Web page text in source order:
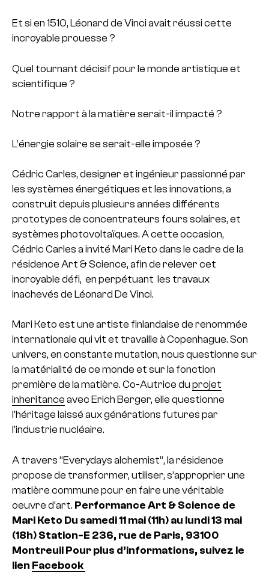
Et si en 1510, Léonard de Vinci avait réussi cette
incroyable prouesse ?
Quel tournant décisif pour le monde artistique et
scientifique ?
Notre rapport à la matière serait-il impacté ?
L’énergie solaire se serait-elle imposée ?
Cédric Carles, designer et ingénieur passionné par
les systèmes énergétiques et les innovations, a
construit depuis plusieurs années différents
prototypes de concentrateurs fours solaires, et
systèmes photovoltaïques. A cette occasion,
Cédric Carles a invité Mari Keto dans le cadre de la
résidence Art & Science, afin de relever cet
incroyable défi, en perpétuant les travaux
inachevés de Léonard De Vinci.
Mari Keto est une artiste finlandaise de renommée
internationale qui vit et travaille à Copenhague. Son
univers, en constante mutation, nous questionne sur
la matérialité de ce monde et sur la fonction
première de la matière. Co-Autrice du projet
inheritance avec Erich Berger, elle questionne
l’héritage laissé aux générations futures par
l’industrie nucléaire.
A travers “Everydays alchemist”, la résidence
propose de transformer, utiliser, s’approprier une
matière commune pour en faire une véritable
oeuvre d’art. Performance Art & Science de
Mari Keto Du samedi 11 mai (11h) au lundi 13 mai
(18h) Station-E 236, rue de Paris, 93100
Montreuil Pour plus d’informations, suivez le
lien Facebook